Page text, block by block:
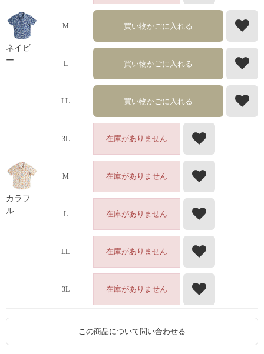
ネイビ
ー
M 買い物かごに入れる
L 買い物かごに入れる
LL 買い物かごに入れる
3L 在庫がありません
カラフ
ル
M 在庫がありません
L 在庫がありません
LL 在庫がありません
3L 在庫がありません
この商品について問い合わせる